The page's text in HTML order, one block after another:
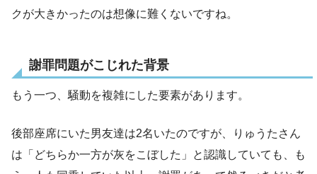
クが大きかったのは想像に難くないですね。
謝罪問題がこじれた背景
もう一つ、騒動を複雑にした要素があります。
後部座席にいた男友達は2名いたのですが、りゅうたさん
は「どちらか一方が灰をこぼした」と認識していても、も